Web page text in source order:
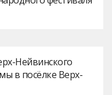
Нейвинского
в посёлке Верх-